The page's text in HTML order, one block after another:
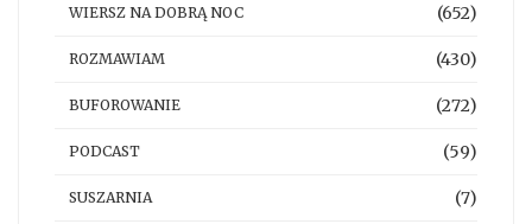
WIERSZ NA DOBRĄ NOC (652)
ROZMAWIAM (430)
BUFOROWANIE (272)
PODCAST (59)
SUSZARNIA (7)